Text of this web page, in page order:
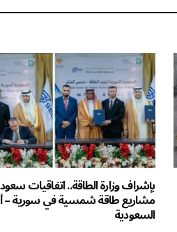
مشاريع طاقة شمسية في سورية –
السعودية